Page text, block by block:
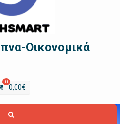
Οικονομικά
0
0,00€